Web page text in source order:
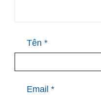
Tên *
Email *